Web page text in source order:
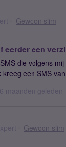
Gewoon slim
eerder een
die volgens
een SMS
Stuur je mij
tenminste
6 maanden geleden
Gewoon slim